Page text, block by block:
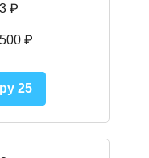
₽
₽
25